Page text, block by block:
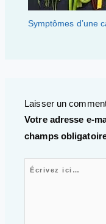
Symptômes d’une
Laisser un
Votre adresse e-
champs